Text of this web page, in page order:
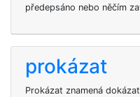
předepsáno nebo něčím
prokázat
Prokázat znamená